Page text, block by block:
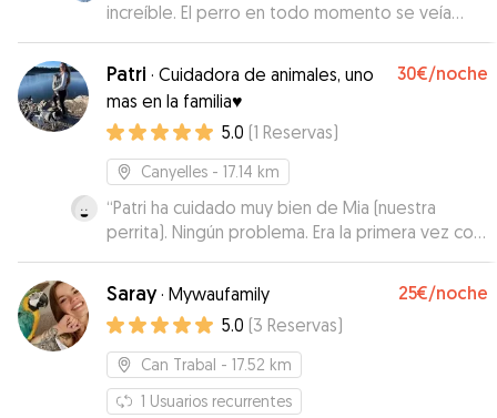
increíble. El perro en todo momento se veía
contento, activo y muy integrado con el resto
de perros y Alex me tenía al tanto
constantemente enviándome fotos y vídeos. El
trato es súper individualizado y Alex les procura
un gran cuidado, así como buenos paseos por la
zona. Repetiré seguro porque me da confianza
y veo que Chico está feliz quedándose con
Alex.”
Patri · Cuidadora de animales, uno
mas en la familia♥️
30€/noche
5.0 (1 Reservas)
Canyelles - 17.14 km
“Patri ha cuidado muy bien de Mia (nuestra
perrita). Ningún problema. Era la primera vez con
ella y sin duda repetiremos.”
Saray· Mywaufamily 25€/noche
5.0 (3 Reservas)
Can Trabal - 17.52 km
1 Usuarios recurrentes